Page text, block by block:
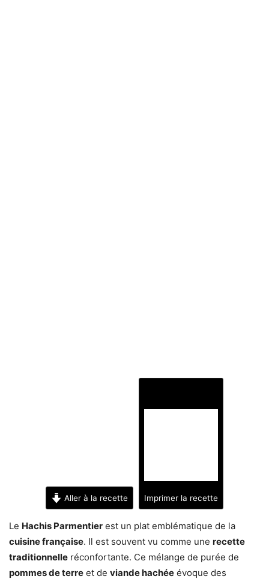
Aller à la recette Imprimer la recette
Le Hachis Parmentier est un plat emblématique de la
cuisine française. Il est souvent vu comme une recette
traditionnelle réconfortante. Ce mélange de purée de
pommes de terre et de viande hachée évoque des